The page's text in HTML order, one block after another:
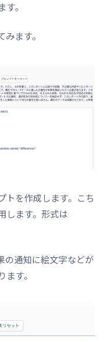
。
ます。
トを作成します。こち
します。形式は
の通知に絵文字などが
す。